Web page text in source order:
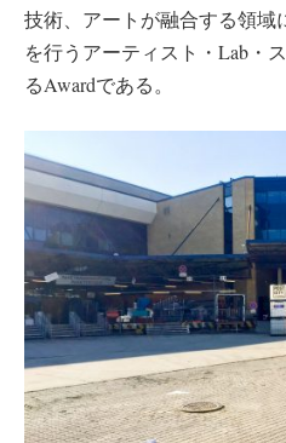
技術、アートが融合する領域
を行うアーティスト・Lab・
るAwardである。